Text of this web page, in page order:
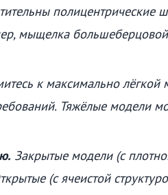
полицентрические
мыщелка большеберцовой
к максимально
Тяжёлые модели
Закрытые модели (с
(с ячеистой